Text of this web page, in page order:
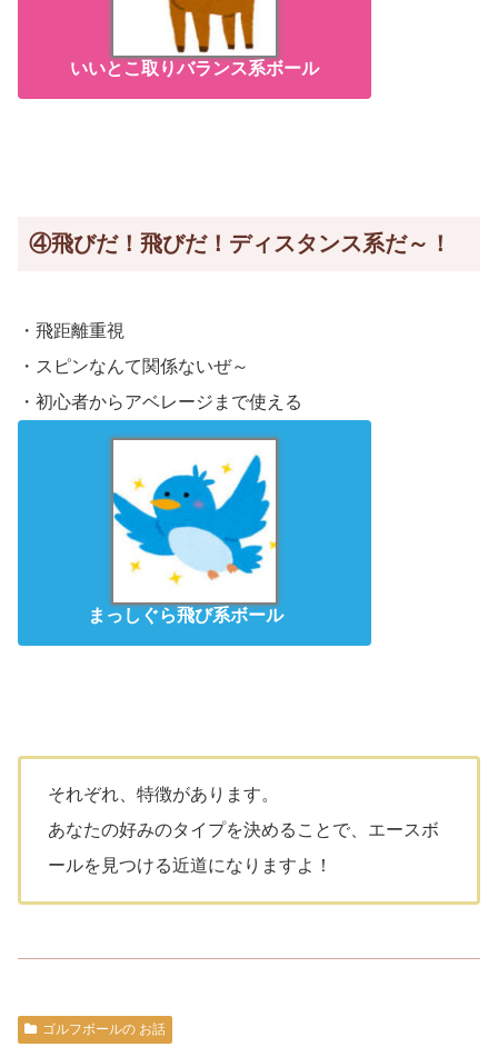
いいとこ取りバランス系ボール
④飛びだ！飛びだ！ディスタンス系だ～！
・飛距離重視
・スピンなんて関係ないぜ～
・初心者からアベレージまで使える
まっしぐら飛び系ボール
それぞれ、特徴があります。
あなたの好みのタイプを決めることで、エースボ
ールを見つける近道になりますよ！
ゴルフボールの お話